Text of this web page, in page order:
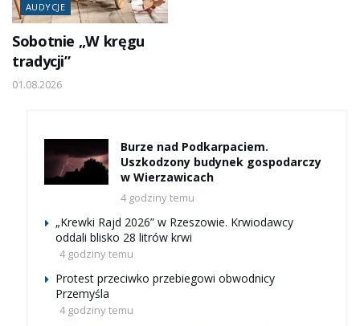
AUDYCJE
Sobotnie „W kręgu
tradycji”
01.08.2026
Burze nad Podkarpaciem.
Uszkodzony budynek gospodarczy
w Wierzawicach
4 godziny temu
„Krewki Rajd 2026” w Rzeszowie. Krwiodawcy
oddali blisko 28 litrów krwi
4 godziny temu
Protest przeciwko przebiegowi obwodnicy
Przemyśla
4 godziny temu